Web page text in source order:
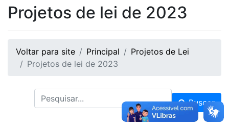
Projetos de lei de 2023
Voltar para site Principal
Projetos de Lei
Projetos de lei de 2023
Buscar